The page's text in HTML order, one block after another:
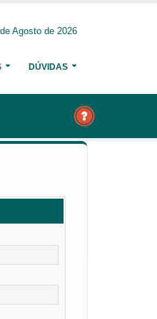
Agosto de 2026
DÚVIDAS